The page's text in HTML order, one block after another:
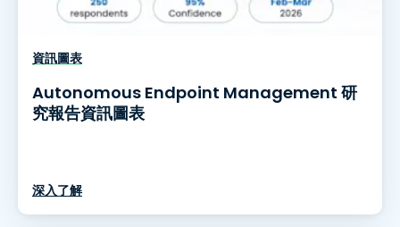
資訊圖表
Autonomous Endpoint Management 研
究報告資訊圖表
深入了解